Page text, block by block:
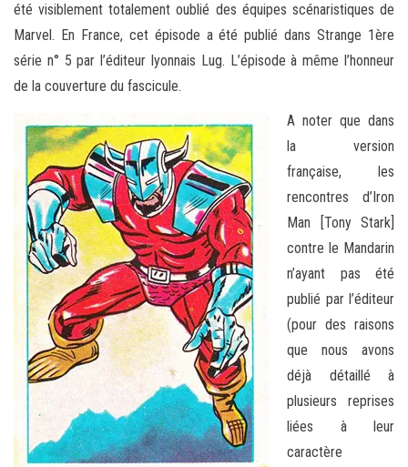
été visiblement totalement oublié des équipes scénaristiques de
Marvel. En France, cet épisode a été publié dans Strange 1ère
série n° 5 par l’éditeur lyonnais Lug. L’épisode à même l’honneur
de la couverture du fascicule.
A noter que dans
la version
française, les
rencontres d’Iron
Man [Tony Stark]
contre le Mandarin
n’ayant pas été
publié par l’éditeur
(pour des raisons
que nous avons
déjà détaillé à
plusieurs reprises
liées à leur
caractère